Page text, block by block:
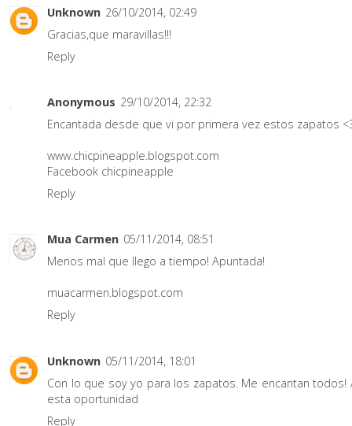
Unknown 26/10/2014, 02:49
Gracias,que maravillas!!!
Reply
Anonymous 29/10/2014, 22:32
Encantada desde que vi por primera vez estos zapatos
www.chicpineapple.blogspot.com
Facebook chicpineapple
Reply
Mua Carmen 05/11/2014, 08:51
Menos mal que llego a tiempo! Apuntada!
muacarmen.blogspot.com
Reply
Unknown 05/11/2014, 18:01
Con lo que soy yo para los zapatos. Me encantan
esta oportunidad
Reply